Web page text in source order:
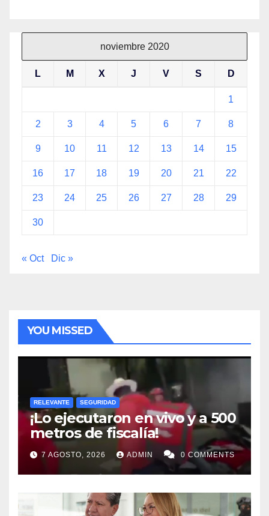
noviembre 2020
L M X J V S D
1
2 3 4 5 6 7 8
9 10 11 12 13 14 15
16 17 18 19 20 21 22
23 24 25 26 27 28 29
30
« Oct Dic »
YOU MISSED
RELEVANTE SEGURIDAD
¡Lo ejecutaron en vivo y a 500
metros de fiscalía!
7 AGOSTO, 2026 ADMIN 0 COMMENTS